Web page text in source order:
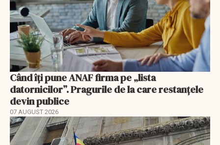
Când îți pune ANAF firma pe „lista
datornicilor”. Pragurile de la care restanțele
devin publice
07 AUGUST 2026